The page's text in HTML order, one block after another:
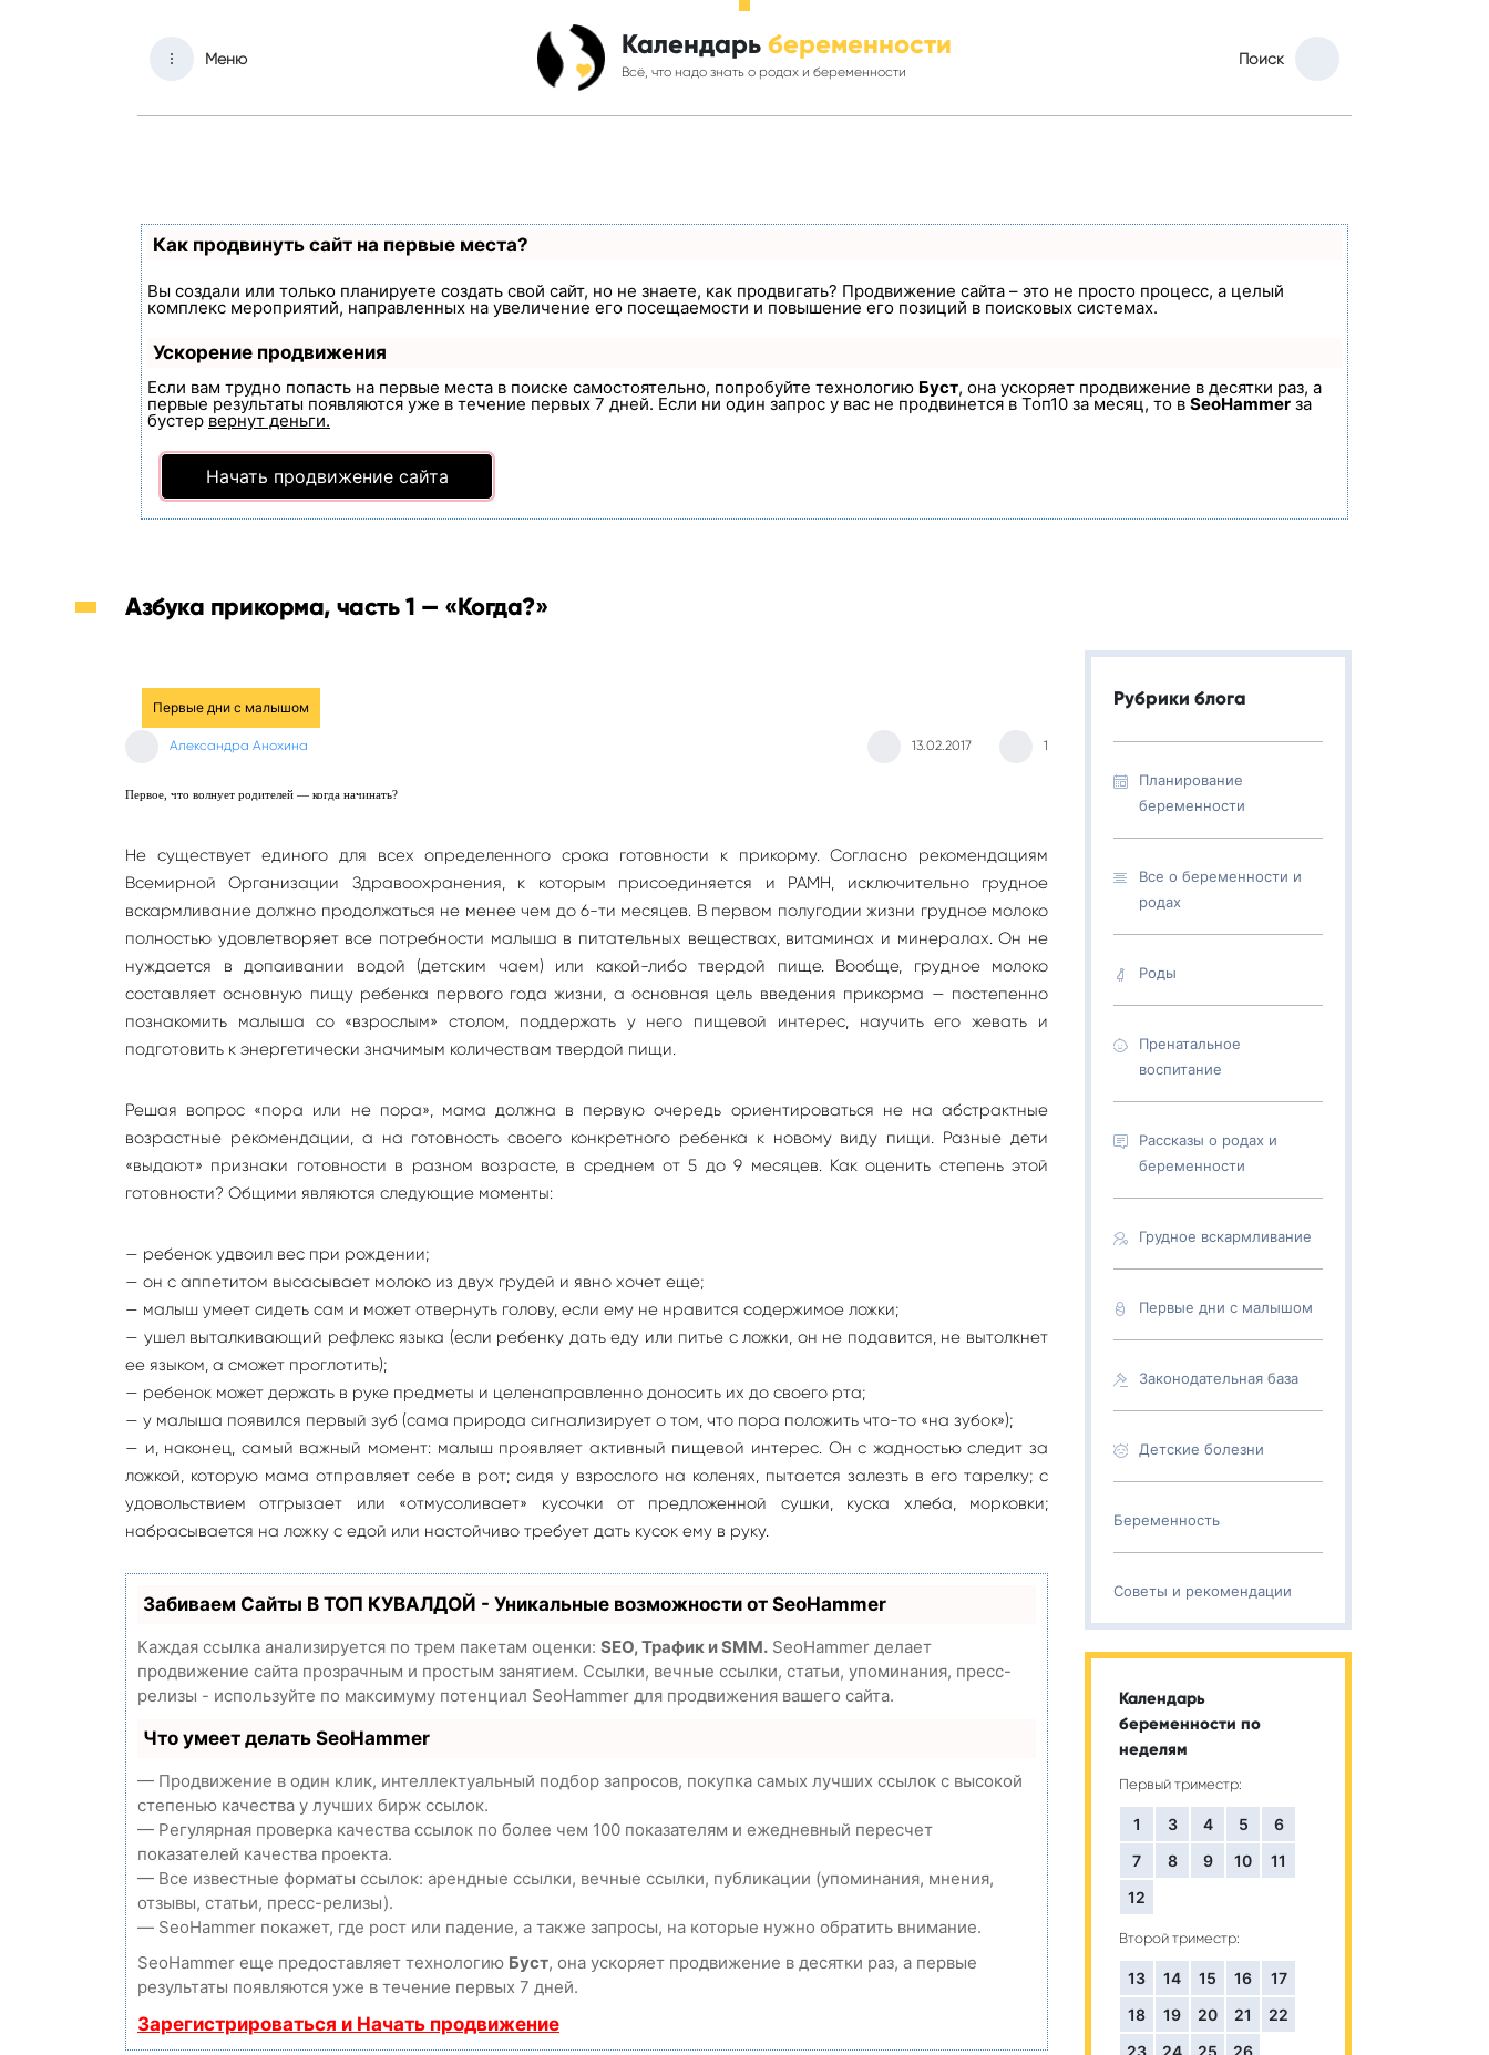
Меню Календарь беременности
Всё, что надо знать о родах и беременности
Поиск
Как продвинуть сайт на первые места?
Вы создали или только планируете создать свой сайт, но не знаете, как продвигать? Продвижение сайта – это не просто процесс, а целый
комплекс мероприятий, направленных на увеличение его посещаемости и повышение его позиций в поисковых системах.
Ускорение продвижения
Если вам трудно попасть на первые места в поиске самостоятельно, попробуйте технологию Буст, она ускоряет продвижение в десятки раз, а
первые результаты появляются уже в течение первых 7 дней. Если ни один запрос у вас не продвинется в Топ10 за месяц, то в SeoHammer за
бустер вернут деньги.
Начать продвижение сайта
Азбука прикорма, часть 1 — «Когда?»
Первые дни с малышом
Александра Анохина 13.02.2017 1
Первое, что волнует родителей — когда начинать?
Не существует единого для всех определенного срока готовности к прикорму. Согласно рекомендациям
Всемирной Организации Здравоохранения, к которым присоединяется и РАМН, исключительно грудное
вскармливание должно продолжаться не менее чем до 6-ти месяцев. В первом полугодии жизни грудное молоко
полностью удовлетворяет все потребности малыша в питательных веществах, витаминах и минералах. Он не
нуждается в допаивании водой (детским чаем) или какой-либо твердой пище. Вообще, грудное молоко
составляет основную пищу ребенка первого года жизни, а основная цель введения прикорма — постепенно
познакомить малыша со «взрослым» столом, поддержать у него пищевой интерес, научить его жевать и
подготовить к энергетически значимым количествам твердой пищи.
Решая вопрос «пора или не пора», мама должна в первую очередь ориентироваться не на абстрактные
возрастные рекомендации, а на готовность своего конкретного ребенка к новому виду пищи. Разные дети
«выдают» признаки готовности в разном возрасте, в среднем от 5 до 9 месяцев. Как оценить степень этой
готовности? Общими являются следующие моменты:
— ребенок удвоил вес при рождении;
— он с аппетитом высасывает молоко из двух грудей и явно хочет еще;
— малыш умеет сидеть сам и может отвернуть голову, если ему не нравится содержимое ложки;
— ушел выталкивающий рефлекс языка (если ребенку дать еду или питье с ложки, он не подавится, не вытолкнет
ее языком, а сможет проглотить);
— ребенок может держать в руке предметы и целенаправленно доносить их до своего рта;
— у малыша появился первый зуб (сама природа сигнализирует о том, что пора положить что-то «на зубок»);
— и, наконец, самый важный момент: малыш проявляет активный пищевой интерес. Он с жадностью следит за
ложкой, которую мама отправляет себе в рот; сидя у взрослого на коленях, пытается залезть в его тарелку; с
удовольствием отгрызает или «отмусоливает» кусочки от предложенной сушки, куска хлеба, морковки;
набрасывается на ложку с едой или настойчиво требует дать кусок ему в руку.
Забиваем Сайты В ТОП КУВАЛДОЙ - Уникальные возможности от SeoHammer
Каждая ссылка анализируется по трем пакетам оценки: SEO, Трафик и SMM. SeoHammer делает
продвижение сайта прозрачным и простым занятием. Ссылки, вечные ссылки, статьи, упоминания, пресс-
релизы - используйте по максимуму потенциал SeoHammer для продвижения вашего сайта.
Что умеет делать SeoHammer
— Продвижение в один клик, интеллектуальный подбор запросов, покупка самых лучших ссылок с высокой
степенью качества у лучших бирж ссылок.
— Регулярная проверка качества ссылок по более чем 100 показателям и ежедневный пересчет
показателей качества проекта.
— Все известные форматы ссылок: арендные ссылки, вечные ссылки, публикации (упоминания, мнения,
отзывы, статьи, пресс-релизы).
— SeoHammer покажет, где рост или падение, а также запросы, на которые нужно обратить внимание.
SeoHammer еще предоставляет технологию Буст, она ускоряет продвижение в десятки раз, а первые
результаты появляются уже в течение первых 7 дней.
Зарегистрироваться и Начать продвижение
Рубрики блога
Планирование
беременности
Все о беременности и
родах
Роды
Пренатальное
воспитание
Рассказы о родах и
беременности
Грудное вскармливание
Первые дни с малышом
Законодательная база
Детские болезни
Беременность
Советы и рекомендации
Календарь
беременности по
неделям
Первый триместр:
1 3 4 5
6
7
8 9 10
11
12
Второй триместр:
13 14 15 16
17
18
19 20 21
22
23
24 25 26